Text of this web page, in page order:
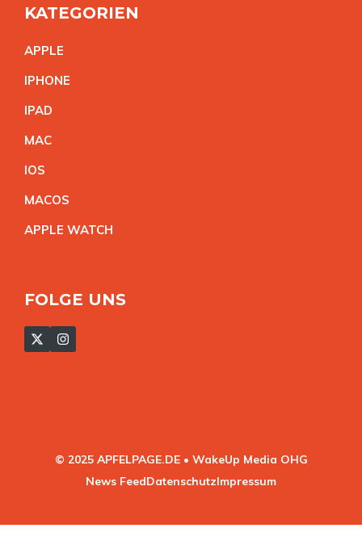
KATEGORIEN
APPLE
IPHONE
IPAD
MAC
IOS
MACOS
APPLE WATCH
FOLGE UNS
© 2025 APFELPAGE.DE • WakeUp Media OHG
News FeedDatenschutzImpressum